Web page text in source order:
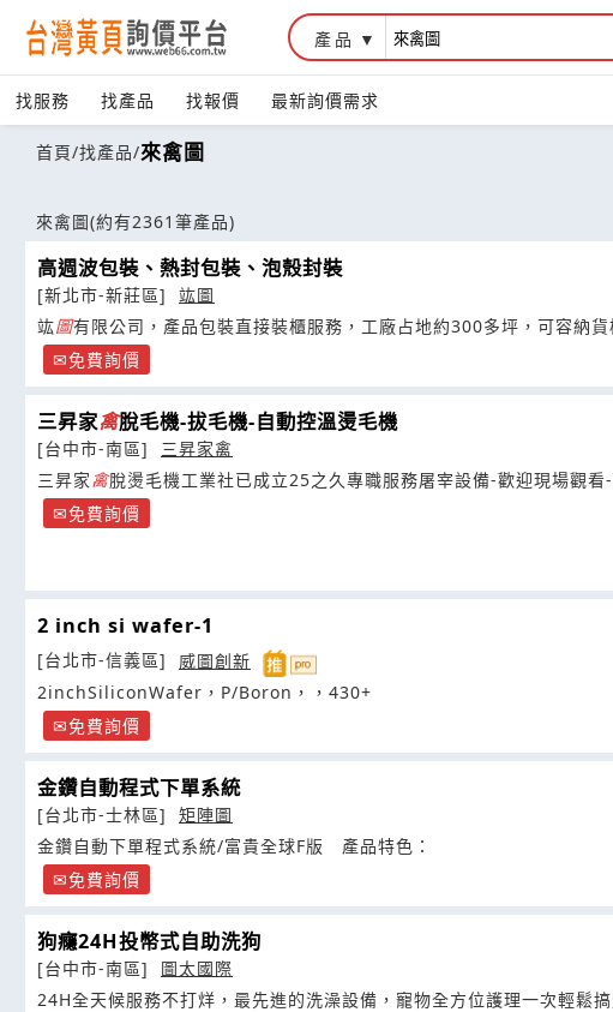
產品
找服務 找產品 找報價 最新詢價需求
首頁/找產品/來禽圖
來禽圖(約有2361筆產品)
高週波包裝、熱封包裝、泡殼封裝
[新北市-新莊區]
竑圖
竑圖有限公司，產品包裝直接裝櫃服務，工廠占地約300多坪，可容納
界之高週波封裝技術領先
免費詢價
三昇家禽脫毛機-拔毛機-自動控溫燙毛機
[台中市-南區]
三昇家禽
三昇家 禽脫燙毛機工業社已成立25之久專職服務屠宰設備-歡迎現場觀看
免費詢價
2 inch si wafer-1
[台北市-信義區]
威圖創新
2inchSiliconWafer，P/Boron，，430+
免費詢價
金鑽自動程式下單系統
[台北市-士林區]
矩陣圖
金鑽自動下單程式系統/富貴全球F版 產品特色：
免費詢價
狗癮24H投幣式自助洗狗
[台中市-南區]
圖太國際
24H全天候服務不打烊，最先進的洗澡設備，寵物全方位護理一次輕鬆